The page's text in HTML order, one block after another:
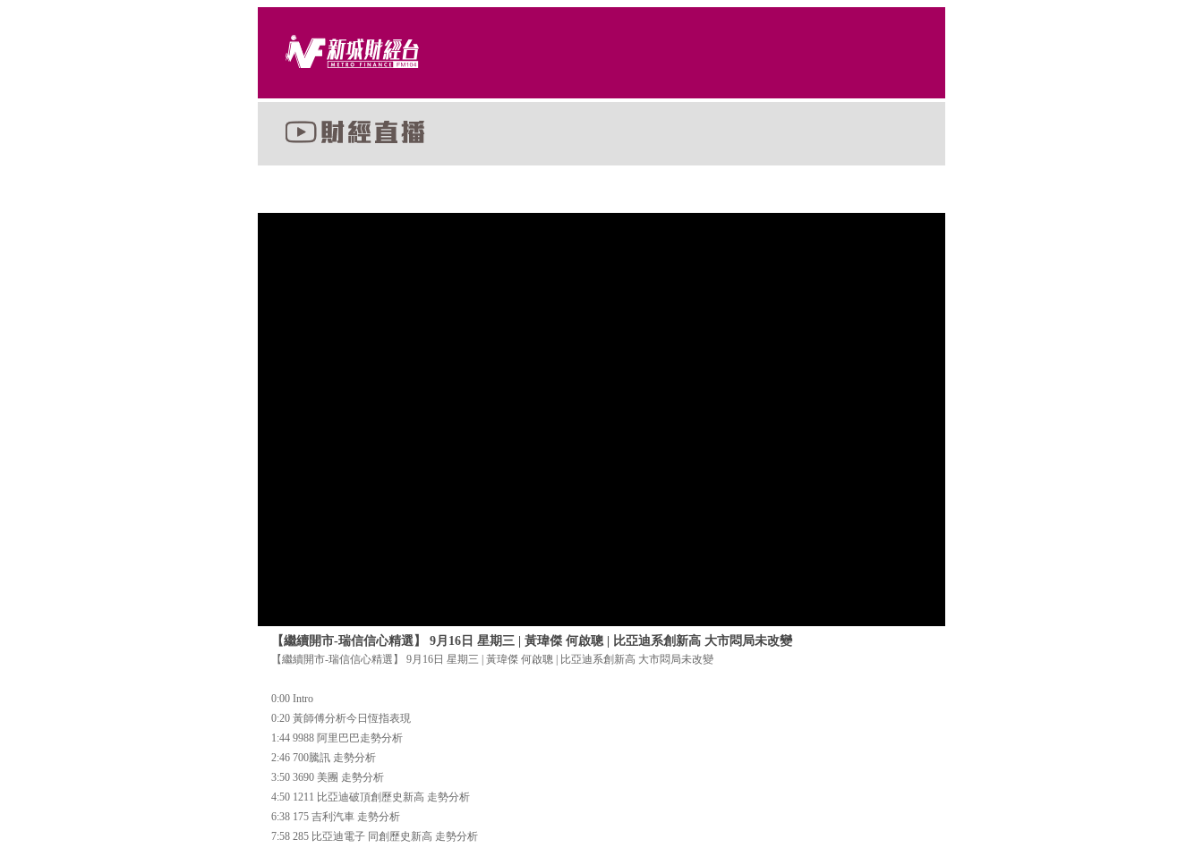
【繼續開市-瑞信信心精選】 9月16日 星期三 | 黃瑋傑 何啟聰 | 比亞迪系創新高 大市悶局未改變
【繼續開市-瑞信信心精選】 9月16日 星期三 | 黃瑋傑 何啟聰 | 比亞迪系創新高 大市悶局未改變
0:00 Intro
0:20 黃師傅分析今日恆指表現
1:44 9988 阿里巴巴走勢分析
2:46 700騰訊 走勢分析
3:50 3690 美團 走勢分析
4:50 1211 比亞迪破頂創歷史新高 走勢分析
6:38 175 吉利汽車 走勢分析
7:58 285 比亞迪電子 同創歷史新高 走勢分析